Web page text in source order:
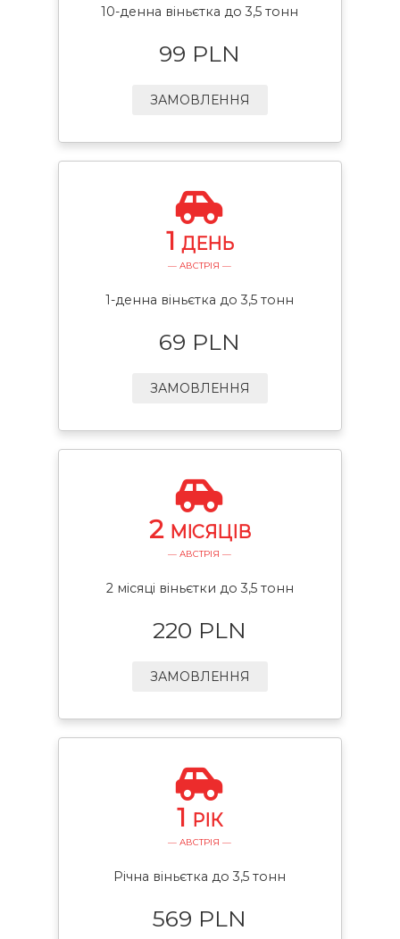
10-денна віньєтка до 3,5 тонн
99 PLN
ЗАМОВЛЕННЯ
1 ДЕНЬ
— АВСТРІЯ —
1-денна віньєтка до 3,5 тонн
69 PLN
ЗАМОВЛЕННЯ
2 МІСЯЦІВ
— АВСТРІЯ —
2 місяці віньєтки до 3,5 тонн
220 PLN
ЗАМОВЛЕННЯ
1 РІК
— АВСТРІЯ —
Річна віньєтка до 3,5 тонн
569 PLN